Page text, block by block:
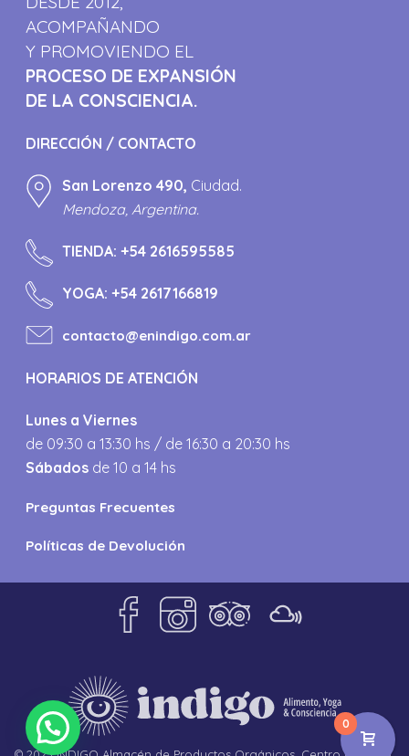
ACOMPAÑANDO
Y PROMOVIENDO EL
PROCESO DE EXPANSIÓN
DE LA CONSCIENCIA.
DIRECCIÓN / CONTACTO
San Lorenzo 490, Ciudad.
Mendoza, Argentina.
TIENDA:+54 2616595585
YOGA:+54 2617166819
contacto@enindigo.com.ar
HORARIOS DE ATENCIÓN
Lunes a Viernes
de 09:30 a 13:30 hs / de 16:30 a 20:30 hs
Sábados de 10 a 14 hs
Preguntas Frecuentes
Políticas de Devolución
0